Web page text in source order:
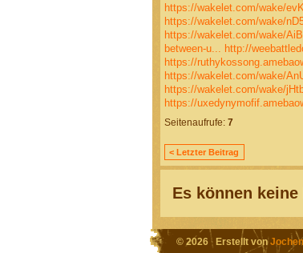
https://wakelet.com/wake/
https://wakelet.com/wake/
https://wakelet.com/wake/
between-u...
http://
https://
https://wakelet.com/wake/
https://wakelet.com/wake/
https://
Seitenaufrufe: 7
< Letzter Beitrag
Es können
© 2026 Erstellt von